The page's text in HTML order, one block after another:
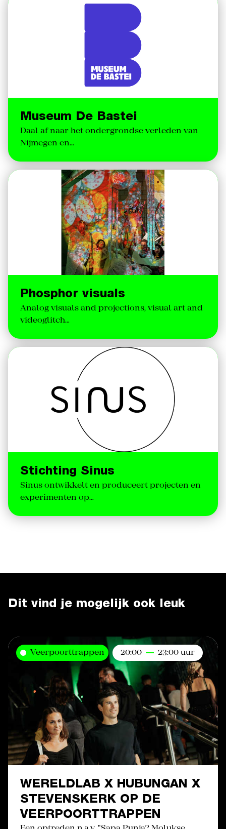
Museum De Bastei
Daal af naar het ondergrondse verleden van
Nijmegen en…
Phosphor visuals
Analog visuals and projections, visual art and
videoglitch…
Stichting Sinus
Sinus ontwikkelt en produceert projecten en
experimenten op…
Dit vind je mogelijk ook leuk
Veerpoorttrappen 20:00 23:00 uur
WERELDLAB X HUBUNGAN X
STEVENSKERK OP DE
VEERPOORTTRAPPEN